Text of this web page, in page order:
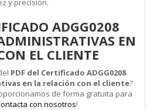
y precisión.
ADGG0208
EN
EL CLIENTE
PDF del Certificado ADGG0208
en la relación con el cliente?
de forma gratuita para
con nosotros!